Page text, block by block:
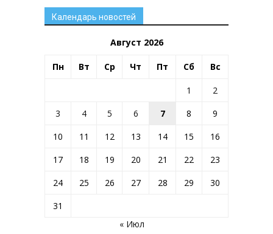
Календарь новостей
Август 2026
Пн Вт Ср Чт Пт Сб Вс
1
2
3
4 5 6 7 8
9
10
11 12 13 14 15
16
17
18 19 20 21 22
23
24
25 26 27 28 29
30
31
« Июл